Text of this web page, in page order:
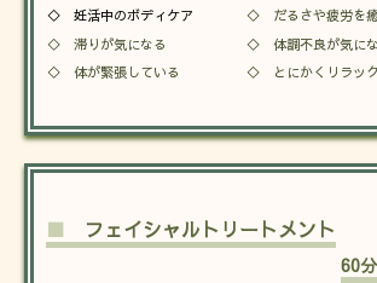
◇ 妊活中のボディケア
◇ 滞りが気になる
◇ 体が緊張している
◇ だるさや疲労を
◇ 体調不良が気に
◇ とにかくリラッ
■ フェイシャルトリートメント
60